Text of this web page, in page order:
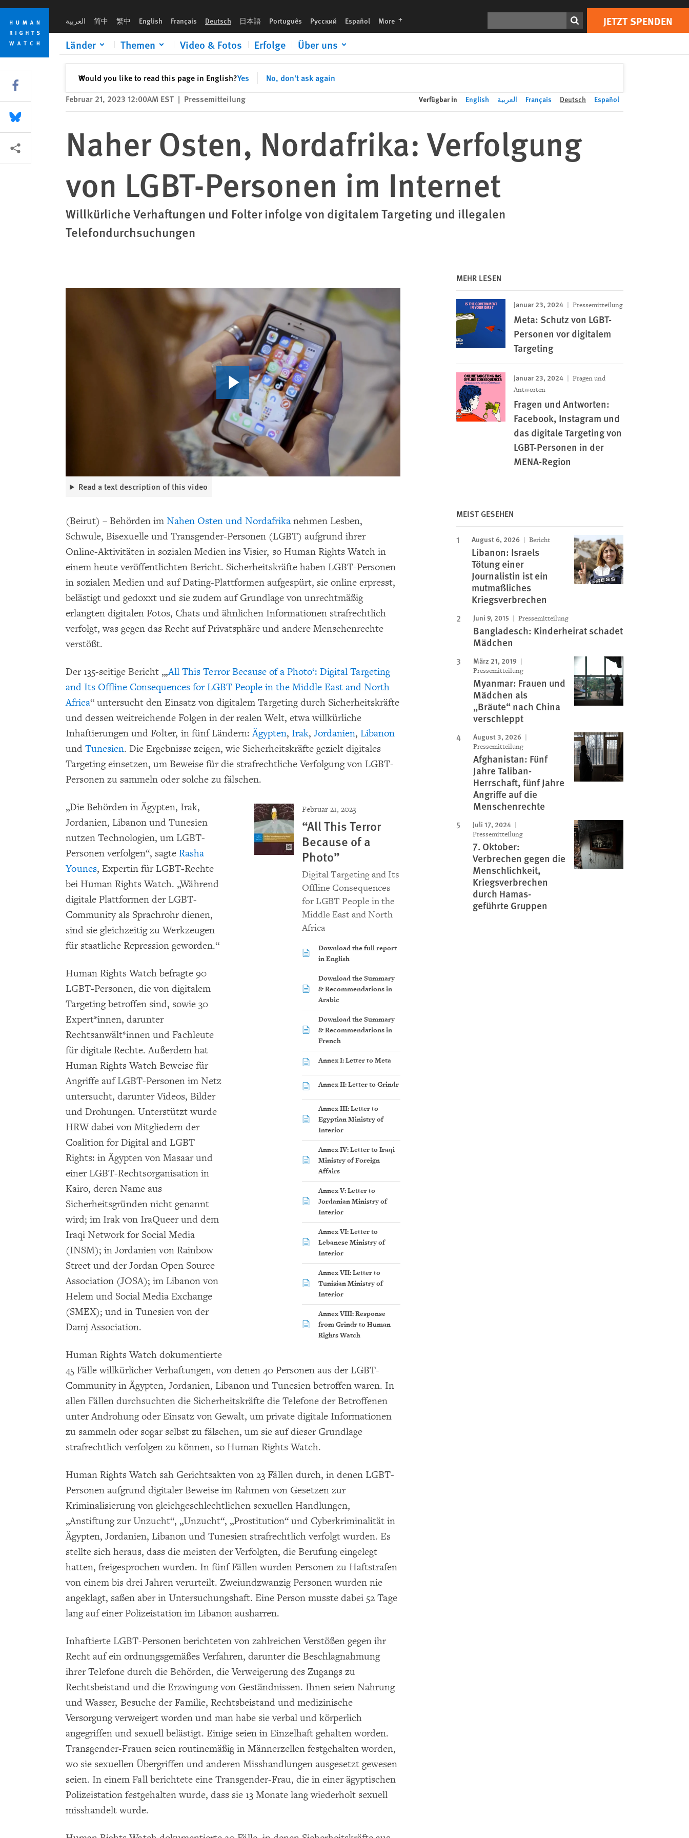
Skip
cookie
privacy
notice
Skip
main
content
العربية 简中 繁中 English Français Deutsch 日本語 Português Русский Español More languages JETZT SPENDEN
Länder Themen Video & Fotos Erfolge Über uns
Would you like to read this page in English?Yes No, don't ask again
✕Schließen
Print JETZT SPENDEN
Februar 21, 2023 12:00AM EST | Pressemitteilung Verfügbar in English العربية Français Deutsch Español
Naher Osten, Nordafrika: Verfolgung
von LGBT-Personen im Internet
Willkürliche Verhaftungen und Folter infolge von digitalem Targeting und illegalen
Telefondurchsuchungen
Read a text description of this video
(Beirut) – Behörden im Nahen Osten und Nordafrika nehmen Lesben,
Schwule, Bisexuelle und Transgender-Personen (LGBT) aufgrund ihrer
Online-Aktivitäten in sozialen Medien ins Visier, so Human Rights Watch in
einem heute veröffentlichten Bericht. Sicherheitskräfte haben LGBT-Personen
in sozialen Medien und auf Dating-Plattformen aufgespürt, sie online erpresst,
belästigt und gedoxxt und sie zudem auf Grundlage von unrechtmäßig
erlangten digitalen Fotos, Chats und ähnlichen Informationen strafrechtlich
verfolgt, was gegen das Recht auf Privatsphäre und andere Menschenrechte
verstößt.
Der 135-seitige Bericht „‚All This Terror Because of a Photo‘: Digital Targeting
and Its Offline Consequences for LGBT People in the Middle East and North
Africa“ untersucht den Einsatz von digitalem Targeting durch Sicherheitskräfte
und dessen weitreichende Folgen in der realen Welt, etwa willkürliche
Inhaftierungen und Folter, in fünf Ländern:Ägypten, Irak, Jordanien, Libanon
und Tunesien. Die Ergebnisse zeigen, wie Sicherheitskräfte gezielt digitales
Targeting einsetzen, um Beweise für die strafrechtliche Verfolgung von LGBT-
Personen zu sammeln oder solche zu fälschen.
Februar 21, 2023
“All This Terror
Because of a
Photo”
Digital Targeting and Its
Offline Consequences
for LGBT People in the
Middle East and North
Africa
Download the full report
in English
Download the Summary
& Recommendations in
Arabic
Download the Summary
& Recommendations in
French
Annex I: Letter to Meta
Annex II: Letter to Grindr
Annex III: Letter to
Egyptian Ministry of
Interior
Annex IV: Letter to Iraqi
Ministry of Foreign
Affairs
Annex V: Letter to
Jordanian Ministry of
Interior
Annex VI: Letter to
Lebanese Ministry of
Interior
Annex VII: Letter to
Tunisian Ministry of
Interior
Annex VIII: Response
from Grindr to Human
Rights Watch
„Die Behörden in Ägypten, Irak,
Jordanien, Libanon und Tunesien
nutzen Technologien, um LGBT-
Personen verfolgen“, sagte Rasha
Younes, Expertin für LGBT-Rechte
bei Human Rights Watch. „Während
digitale Plattformen der LGBT-
Community als Sprachrohr dienen,
sind sie gleichzeitig zu Werkzeugen
für staatliche Repression geworden.“
Human Rights Watch befragte 90
LGBT-Personen, die von digitalem
Targeting betroffen sind, sowie 30
Expert*innen, darunter
Rechtsanwält*innen und Fachleute
für digitale Rechte. Außerdem hat
Human Rights Watch Beweise für
Angriffe auf LGBT-Personen im Netz
untersucht, darunter Videos, Bilder
und Drohungen. Unterstützt wurde
HRW dabei von Mitgliedern der
Coalition for Digital and LGBT
Rights: in Ägypten von Masaar und
einer LGBT-Rechtsorganisation in
Kairo, deren Name aus
Sicherheitsgründen nicht genannt
wird; im Irak von IraQueer und dem
Iraqi Network for Social Media
(INSM); in Jordanien von Rainbow
Street und der Jordan Open Source
Association (JOSA); im Libanon von
Helem und Social Media Exchange
(SMEX); und in Tunesien von der
Damj Association.
Human Rights Watch dokumentierte
45 Fälle willkürlicher Verhaftungen, von denen 40 Personen aus der LGBT-
Community in Ägypten, Jordanien, Libanon und Tunesien betroffen waren. In
allen Fällen durchsuchten die Sicherheitskräfte die Telefone der Betroffenen
unter Androhung oder Einsatz von Gewalt, um private digitale Informationen
zu sammeln oder sogar selbst zu fälschen, um sie auf dieser Grundlage
strafrechtlich verfolgen zu können, so Human Rights Watch.
Human Rights Watch sah Gerichtsakten von 23 Fällen durch, in denen LGBT-
Personen aufgrund digitaler Beweise im Rahmen von Gesetzen zur
Kriminalisierung von gleichgeschlechtlichen sexuellen Handlungen,
„Anstiftung zur Unzucht“, „Unzucht“, „Prostitution“ und Cyberkriminalität in
Ägypten, Jordanien, Libanon und Tunesien strafrechtlich verfolgt wurden. Es
stellte sich heraus, dass die meisten der Verfolgten, die Berufung eingelegt
hatten, freigesprochen wurden. In fünf Fällen wurden Personen zu Haftstrafen
von einem bis drei Jahren verurteilt. Zweiundzwanzig Personen wurden nie
angeklagt, saßen aber in Untersuchungshaft. Eine Person musste dabei 52 Tage
lang auf einer Polizeistation im Libanon ausharren.
Inhaftierte LGBT-Personen berichteten von zahlreichen Verstößen gegen ihr
Recht auf ein ordnungsgemäßes Verfahren, darunter die Beschlagnahmung
ihrer Telefone durch die Behörden, die Verweigerung des Zugangs zu
Rechtsbeistand und die Erzwingung von Geständnissen. Ihnen seien Nahrung
und Wasser, Besuche der Familie, Rechtsbeistand und medizinische
Versorgung verweigert worden und man habe sie verbal und körperlich
angegriffen und sexuell belästigt. Einige seien in Einzelhaft gehalten worden.
Transgender-Frauen seien routinemäßig in Männerzellen festgehalten worden,
wo sie sexuellen Übergriffen und anderen Misshandlungen ausgesetzt gewesen
seien. In einem Fall berichtete eine Transgender-Frau, die in einer ägyptischen
Polizeistation festgehalten wurde, dass sie 13 Monate lang wiederholt sexuell
misshandelt wurde.
MEHR LESEN
Januar 23, 2024 Pressemitteilung
Meta: Schutz von LGBT-
Personen vor digitalem
Targeting
Januar 23, 2024
Fragen und
Antworten
Fragen und Antworten:
Facebook, Instagram und
das digitale Targeting von
LGBT-Personen in der
MENA-Region
MEIST GESEHEN
August 6, 2026 Bericht
Libanon: Israels
Tötung einer
Journalistin ist ein
mutmaßliches
Kriegsverbrechen
Juni 9, 2015 Pressemitteilung
Bangladesch: Kinderheirat schadet
Mädchen
März 21, 2019
Pressemitteilung
Myanmar: Frauen und
Mädchen als
„Bräute“ nach China
verschleppt
August 3, 2026
Pressemitteilung
Afghanistan: Fünf
Jahre Taliban-
Herrschaft, fünf Jahre
Angriffe auf die
Menschenrechte
Juli 17, 2024
Pressemitteilung
7. Oktober:
Verbrechen gegen die
Menschlichkeit,
Kriegsverbrechen
durch Hamas-
geführte Gruppen
Share this via Facebook
Share this via Bluesky
More sharing options